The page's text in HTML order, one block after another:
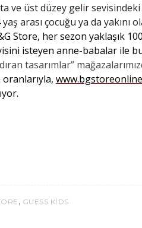
ve üst düzey gelir
arası çocuğu ya da yakını
Store, her sezon yaklaşık
isteyen anne-babalar ile
tasarımlar”
, GUESS KIDS